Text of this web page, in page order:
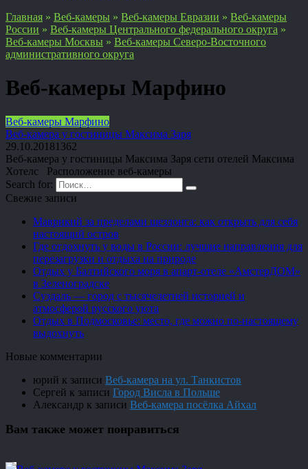
Главная » Веб-камеры » Веб-камеры Евразии » Веб-камеры
России » Веб-камеры Центрального федерального округа »
Веб-камеры Москвы » Веб-камеры Северо-Восточного
административного округа
Веб-камеры Марфино
Веб-камеры Марфино
Веб-камера у гостиницы Максима Заря
29.10.20181 362
Веб-камера у гостиницы Максима Заря сети отелей Максима
Хотелс Расположение веб-камеры
Search for:
Свежие записи
Маврикий за пределами шезлонга: как открыть для себя
настоящий остров
Где отдохнуть у воды в России: лучшие направления для
перезагрузки и отдыха на природе
Отдых у Балтийского моря в апарт-отеле «АмстерДОМ»
в Зеленоградске
Суздаль — город с тысячелетней историей и
атмосферой русского уюта
Отдых в Подмосковье: место, где можно по-настоящему
выдохнуть
Новые комментарии
юрий к записи Веб-камера на ул. Танкистов
Сергей к записи Город Висла в Польше
Александр к записи Веб-камера посёлка Айхал
Вам также может понравиться